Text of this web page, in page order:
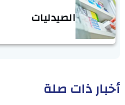
الصيدليات
أخبار ذات صلة